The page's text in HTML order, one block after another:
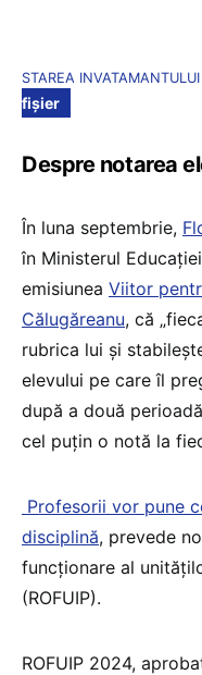
STAREA
fișier
Despre notarea
În luna septembrie,
în Ministerul
emisiunea Viitor
Călugăreanu, că
rubrica lui și
elevului pe care îl
după a două
cel puțin o notă la
Profesorii vor pune
disciplină, prevede
funcționare al
(ROFUIP).
ROFUIP 2024,